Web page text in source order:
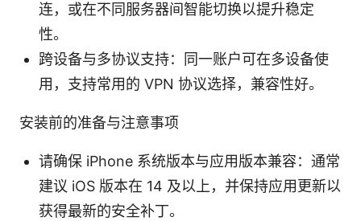
连，或在不同服务器间智能切换以提升稳定
性。
跨设备与多协议支持：同一账户可在多设备使
用，支持常用的 VPN 协议选择，兼容性好。
安装前的准备与注意事项
请确保 iPhone 系统版本与应用版本兼容：通常
建议 iOS 版本在 14 及以上，并保持应用更新以
获得最新的安全补丁。